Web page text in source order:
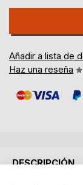
Añadir a lista de
Haz una reseña
DESCRIPCIÓN